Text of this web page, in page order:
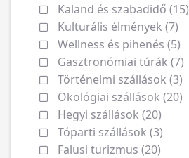
Kaland és szabadidő (15)
Kulturális élmények (7)
Wellness és pihenés (5)
Gasztronómiai túrák (7)
Történelmi szállások (3)
Ökológiai szállások (20)
Hegyi szállások (20)
Tóparti szállások (3)
Falusi turizmus (20)